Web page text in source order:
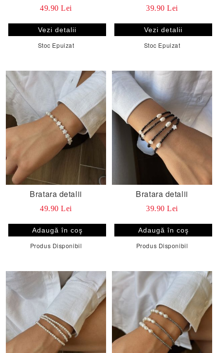
49.90 Lei
Vezi detalii
Stoc Epuizat
39.90 Lei
Vezi detalii
Stoc Epuizat
Bratara detalii
49.90 Lei
Produs Disponibil
Bratara detalii
39.90 Lei
Produs Disponibil